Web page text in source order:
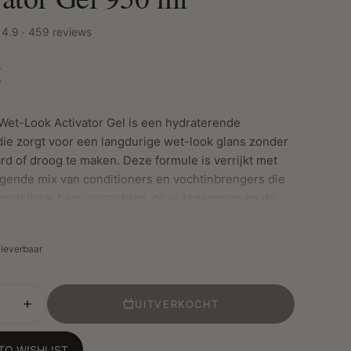
4.9 · 459 reviews
Look Activator Gel is een hydraterende
zorgt voor een langdurige wet-look glans zonder
of droog te maken. Deze formule is verrijkt met
mix van conditioners en vochtinbrengers die
ondersteunen. De gel helpt bij het
of waves met een gladde, glanzende finish.
glanzende afwerking bij protective styles.
dagelijks gebruik op natural of relaxed haar.
UITVERKOCHT